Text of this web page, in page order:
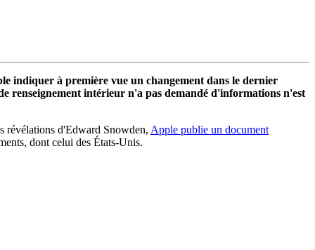
indiquer à première vue un changement dans le dernier
renseignement intérieur n'a pas demandé d'informations n'est
révélations d'Edward Snowden, Apple publie un document
dont celui des États-Unis.